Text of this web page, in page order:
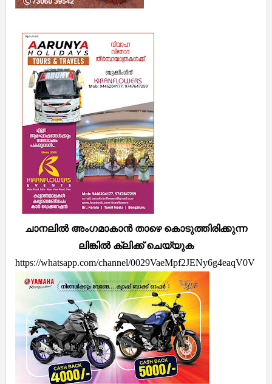
ചാനലിൽ അംഗമാകാൻ താഴെ കൊടുത്തിരിക്കുന്ന
ലിങ്കിൽ ക്ലിക്ക് ചെയ്യുക
https://whatsapp.com/channel/0029VaeMpf2JENy6g4eaqV0V